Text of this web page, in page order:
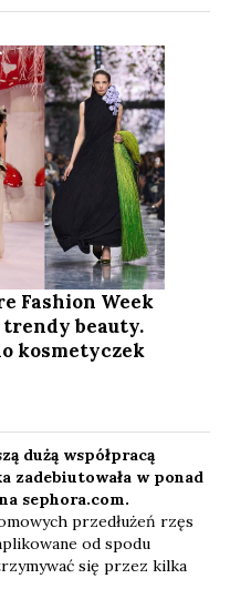
Fashion Week
trendy beauty.
kosmetyczek
dużą współpracą
zadebiutowała w ponad
sephora.com.
przedłużeń rzęs
od spodu
się przez kilka